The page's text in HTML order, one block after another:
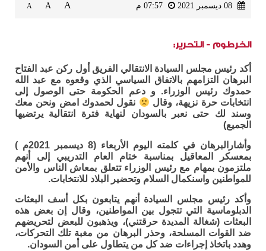
A
A
A
الخرطوم - التحرير:
أكد رئيس مجلس السيادة الانتقالي الفريق أول ركن عبد الفتاح
البرهان التزامهم بالاتفاق السياسي الذي وقعوه مع عبد الله
حمدوك رئيس الوزراء. و دعم الحكومة حتى الوصول إلى
انتخابات حرة نزيهة، وقال
نقول لحمدوك امض ونحن معك
وسند لك حتى نعبر بالسودان لنهاية فترة انتقالية يرتضيها
الجميع)
وأشارالبرهان في كلمته اليوم الأربعاء (8 ديسمبر 2021م )
بمعسكر المعاقيل بمناسبة ختام العام التدريبي إلى أنهم
ملتزمون بمهام مع رئيس الوزراء تتعلق بمعاش الناس والأمن
للمواطنين واسنكمال السلام وتحضير البلاد للانتخابات.
وأكد رئيس مجلس السيادة أنهم يتابعون بكل أسف البعثات
الدبلوماسية التي تتجول بين المواطنين، وقال إن بعض هذه
البعثات (شغالة المديدة حرقتني)، ويذهبون للبعض لتحريضهم
ضد القوات المسلحة، وحذر البرهان من مغبة تلك التحركات،
وهدد باتخاذ إجراءات ضد كل من يتطاول على أمن السودان.